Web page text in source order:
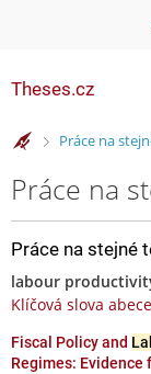
Theses.cz
>Práce na
Práce na
Práce na stejné
labour
Klíčová slova
Fiscal Policy and
Regimes: Evidence